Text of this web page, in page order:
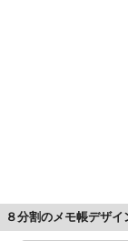
８分割のメモ帳デザ